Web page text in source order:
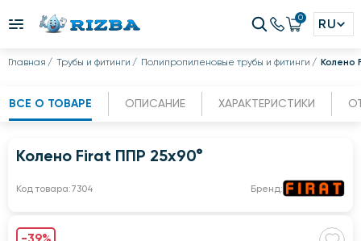
0 RU
Главная Трубы и фитинги Полипропиленовые трубы и фитинги Колено
ВСЕ О ТОВАРЕ ОПИСАНИЕ ХАРАКТЕРИСТИКИ
Колено Firat ППР 25х90°
Код товара:7304 Бренд: